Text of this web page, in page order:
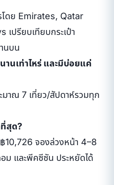
โดย Emirates, Qatar
ปรียบเทียบกระเป๋า
นบน
านเท่าไหร่ และมีบ่อยแค่
มาณ 7 เที่ยว/สัปดาห์รวมทุก
สุด?
฿10,726 จองล่วงหน้า 4–8
ม และพีคซีซัน ประหยัดได้